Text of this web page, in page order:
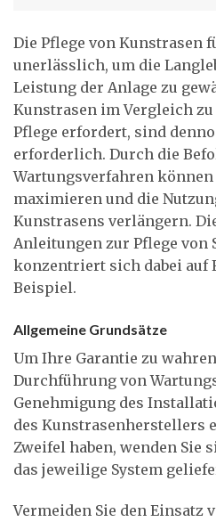
Die Pflege von Kunstrasen
unerlässlich, um die
Leistung der Anlage zu
Kunstrasen im Vergleich
Pflege erfordert, sind
erforderlich. Durch die
Wartungsverfahren
maximieren und die
Kunstrasens verlängern.
Anleitungen zur Pflege von
konzentriert sich dabei auf
Beispiel.
Allgemeine Grundsätze
Um Ihre Garantie zu
Durchführung von
Genehmigung des
des Kunstrasenherstellers
Zweifel haben, wenden Sie
das jeweilige System
Vermeiden Sie den Einsatz